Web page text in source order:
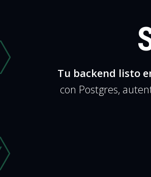
Tu backend listo
con Postgres,